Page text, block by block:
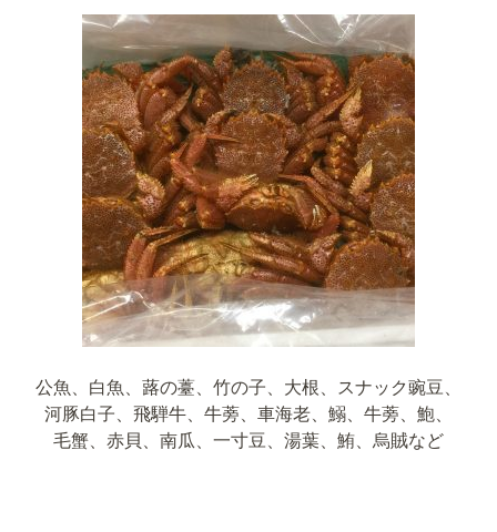
公魚、白魚、蕗の薹、竹の子、大根、スナック豌豆、
河豚白子、飛騨牛、牛蒡、車海老、鰯、牛蒡、鮑、
毛蟹、赤貝、南瓜、一寸豆、湯葉、鮪、烏賊など